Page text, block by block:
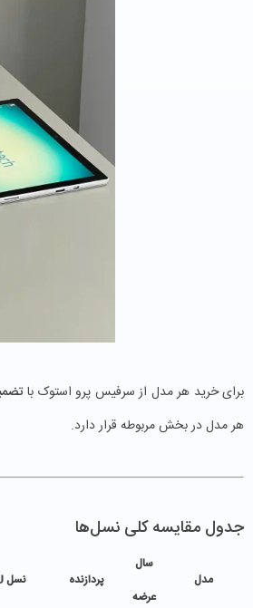
برای خرید هر مدل از سرفیس پرو استوک با
هر مدل در بخش مربوطه قرار دارد.
جدول مقایسه کلی نسل‌ها
مدل
سال
عرضه
پردازنده نسل CPU